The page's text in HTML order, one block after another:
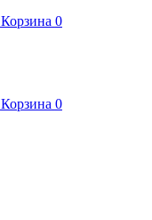
Корзина 0
Корзина 0